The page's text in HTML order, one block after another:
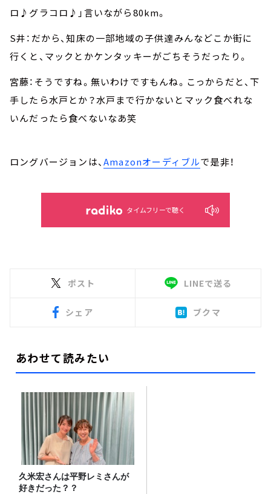
ロ♪グラコロ♪」言いながら80km。
S井：だから、知床の一部地域の子供達みんなどこか街に
行くと、マックとかケンタッキーがごちそうだったり。
宮藤：そうですね。無いわけですもんね。こっからだと、下
手したら水戸とか？水戸まで行かないとマック食べれな
いんだったら食べないなあ笑
ロングバージョンは、Amazonオーディブルで是非！
タイムフリーで聴く
ポスト LINEで送る
シェア ブクマ
あわせて読みたい
久米宏さんは平野レミさんが
好きだった？？